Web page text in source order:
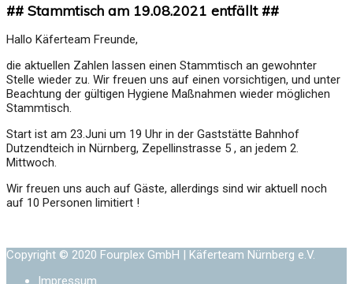
## Stammtisch am 19.08.2021 entfällt ##
Hallo Käferteam Freunde,
die aktuellen Zahlen lassen einen Stammtisch an gewohnter
Stelle wieder zu. Wir freuen uns auf einen vorsichtigen, und unter
Beachtung der gültigen Hygiene Maßnahmen wieder möglichen
Stammtisch.
Start ist am 23.Juni um 19 Uhr in der Gaststätte Bahnhof
Dutzendteich in Nürnberg, Zepellinstrasse 5 , an jedem 2.
Mittwoch.
Wir freuen uns auch auf Gäste, allerdings sind wir aktuell noch
auf 10 Personen limitiert !
Copyright © 2020 Fourplex GmbH | Käferteam Nürnberg e.V.
Impressum